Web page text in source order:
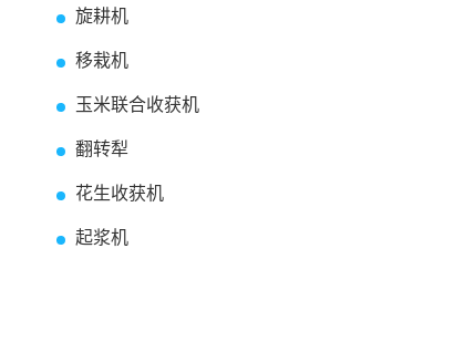
旋耕机
移栽机
玉米联合收获机
翻转犁
花生收获机
起浆机